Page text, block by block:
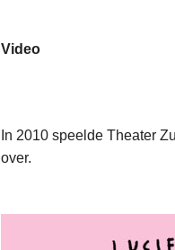
Video
In 2010 speelde Theater
over.